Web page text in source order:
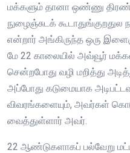
மக்களும் தானா ஒண்ணு
நுழைஞ்சுடக் கூடாதுங்குறதுல
என்றார் அங்கிருந்த ஒரு
மே 22 காலையில் அவ்வூர்
சென்றபோது வழி மறித்து
அப்போது கடுமையாக
விவரங்களையும், அவர்கள்
வைத்துள்ளார் அவர்.
22 ஆண்டுகளாகப் பல்வேறு